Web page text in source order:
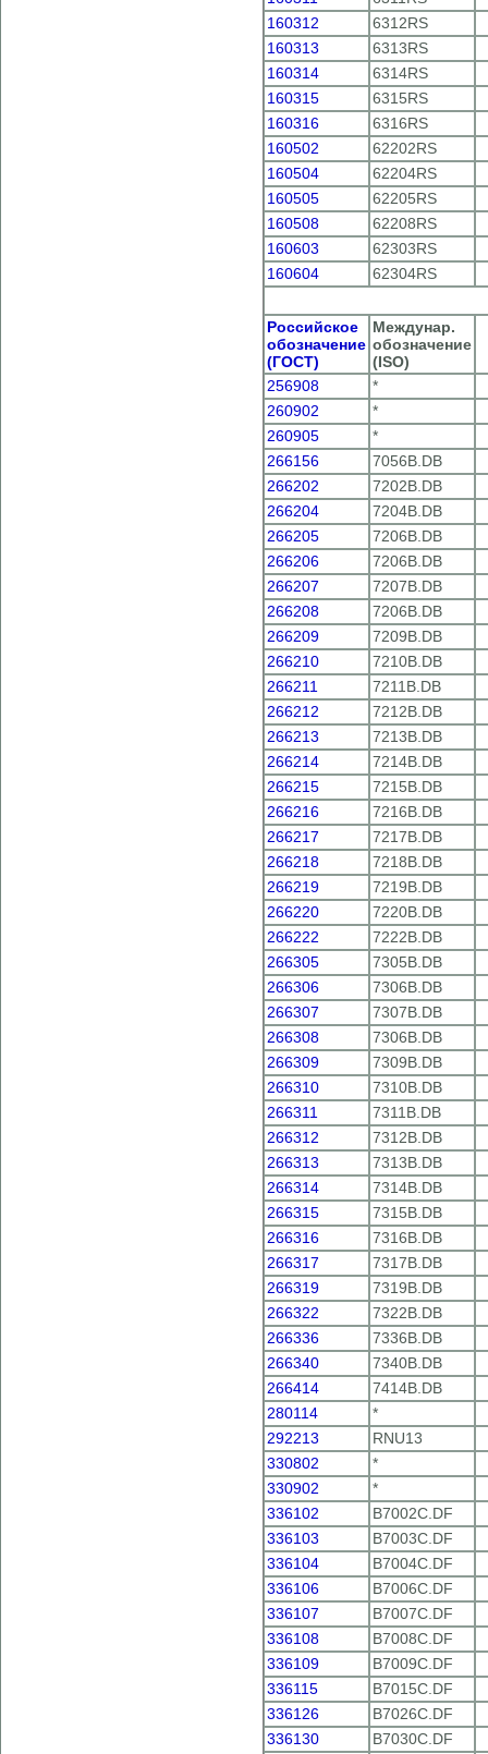
160312
6312RS
160313
6313RS
160314
6314RS
160315
6315RS
160316
6316RS
160502
62202RS
160504
62204RS
160505
62205RS
160508
62208RS
160603
62303RS
160604
62304RS
Российское
обозначение
(ГОСТ)
Междунар.
обозначение
(ISO)
256908
*
260902
*
260905
*
266156
7056B.DB
266202
7202B.DB
266204
7204B.DB
266205
7206B.DB
266206
7206B.DB
266207
7207B.DB
266208
7206B.DB
266209
7209B.DB
266210
7210B.DB
266211
7211B.DB
266212
7212B.DB
266213
7213B.DB
266214
7214B.DB
266215
7215B.DB
266216
7216B.DB
266217
7217B.DB
266218
7218B.DB
266219
7219B.DB
266220
7220B.DB
266222
7222B.DB
266305
7305B.DB
266306
7306B.DB
266307
7307B.DB
266308
7306B.DB
266309
7309B.DB
266310
7310B.DB
266311
7311B.DB
266312
7312B.DB
266313
7313B.DB
266314
7314B.DB
266315
7315B.DB
266316
7316B.DB
266317
7317B.DB
266319
7319B.DB
266322
7322B.DB
266336
7336B.DB
266340
7340B.DB
266414
7414B.DB
280114
*
292213
RNU13
330802
*
330902
*
336102
B7002C.DF
336103
B7003C.DF
336104
B7004C.DF
336106
B7006C.DF
336107
B7007C.DF
336108
B7008C.DF
336109
B7009C.DF
336115
B7015C.DF
336126
B7026C.DF
336130
B7030C.DF